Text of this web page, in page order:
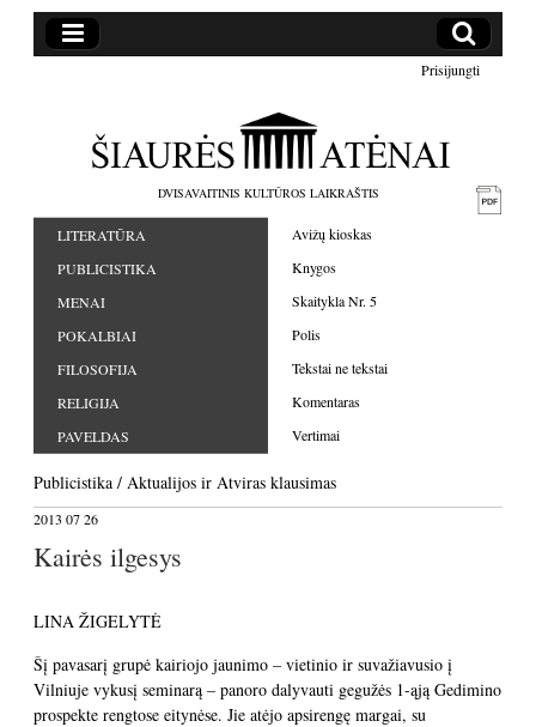
Prisijungti
DVISAVAITINIS KULTŪROS LAIKRAŠTIS
LITERATŪRA
PUBLICISTIKA
MENAI
POKALBIAI
FILOSOFIJA
RELIGIJA
PAVELDAS
Avižų kioskas
Knygos
Skaitykla Nr. 5
Polis
Tekstai ne tekstai
Komentaras
Vertimai
Publicistika / Aktualijos ir Atviras klausimas
2013 07 26
Kairės ilgesys
LINA ŽIGELYTĖ
Šį pavasarį grupė kairiojo jaunimo – vietinio ir suvažiavusio į
Vilniuje vykusį seminarą – panoro dalyvauti gegužės 1-ąją Gedimino
prospekte rengtose eitynėse. Jie atėjo apsirengę margai, su